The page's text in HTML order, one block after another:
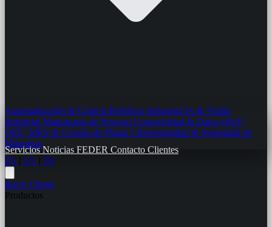
Automatización & Control Robótica Industrial IA & Visión
Industrial Maquinaria de Proceso Conectividad & Datos (IIoT)
OEE, MES & Gestión de Planta Ciberseguridad & Seguridad de
Máquinas
ServiciosNoticias FEDER Contacto Clientes
ES
EN FR
Inicio Citega
Productos